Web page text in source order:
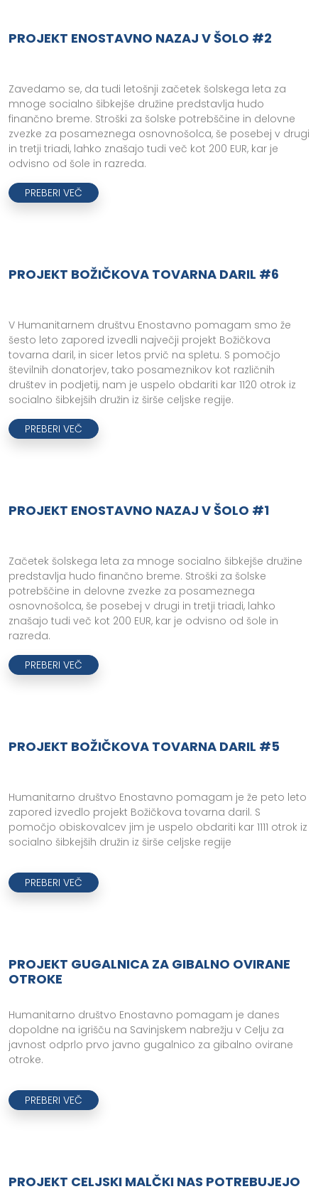
PROJEKT ENOSTAVNO NAZAJ V ŠOLO #2
Zavedamo se, da tudi letošnji začetek šolskega leta za
mnoge socialno šibkejše družine predstavlja hudo
finančno breme. Stroški za šolske potrebščine in delovne
zvezke za posameznega osnovnošolca, še posebej v drugi
in tretji triadi, lahko znašajo tudi več kot 200 EUR, kar je
odvisno od šole in razreda.
PREBERI VEČ
PROJEKT BOŽIČKOVA TOVARNA DARIL #6
V Humanitarnem društvu Enostavno pomagam smo že
šesto leto zapored izvedli največji projekt Božičkova
tovarna daril, in sicer letos prvič na spletu. S pomočjo
številnih donatorjev, tako posameznikov kot različnih
društev in podjetij, nam je uspelo obdariti kar 1120 otrok iz
socialno šibkejših družin iz širše celjske regije.
PREBERI VEČ
PROJEKT ENOSTAVNO NAZAJ V ŠOLO #1
Začetek šolskega leta za mnoge socialno šibkejše družine
predstavlja hudo finančno breme. Stroški za šolske
potrebščine in delovne zvezke za posameznega
osnovnošolca, še posebej v drugi in tretji triadi, lahko
znašajo tudi več kot 200 EUR, kar je odvisno od šole in
razreda.
PREBERI VEČ
PROJEKT BOŽIČKOVA TOVARNA DARIL #5
Humanitarno društvo Enostavno pomagam je že peto leto
zapored izvedlo projekt Božičkova tovarna daril. S
pomočjo obiskovalcev jim je uspelo obdariti kar 1111 otrok iz
socialno šibkejših družin iz širše celjske regije
PREBERI VEČ
PROJEKT GUGALNICA ZA GIBALNO OVIRANE
OTROKE
Humanitarno društvo Enostavno pomagam je danes
dopoldne na igrišču na Savinjskem nabrežju v Celju za
javnost odprlo prvo javno gugalnico za gibalno ovirane
otroke.
PREBERI VEČ
PROJEKT CELJSKI MALČKI NAS POTREBUJEJO